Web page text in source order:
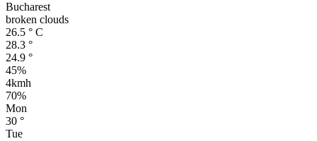
Bucharest
broken clouds
26.5 ° C
28.3 °
24.9 °
45%
4kmh
70%
Mon
30 °
Tue